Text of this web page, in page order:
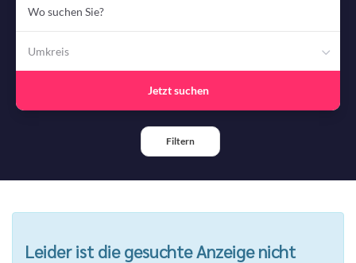
suchen
Umkreis
Jetzt suchen
Filtern
Leider ist die gesuchte Anzeige nicht